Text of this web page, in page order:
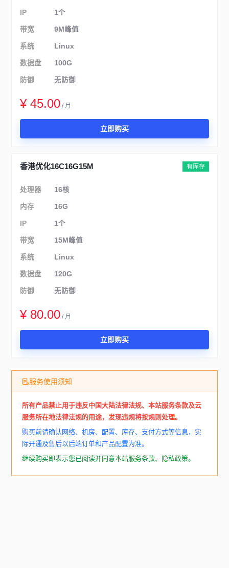
IP 1个
带宽 9M峰值
系统 Linux
数据盘 100G
防御 无防御
¥ 45.00 / 月
立即购买
香港优化16C16G15M 有库存
处理器 16核
内存 16G
IP 1个
带宽 15M峰值
系统 Linux
数据盘 120G
防御 无防御
¥ 80.00 / 月
立即购买
服务使用须知
所有产品禁止用于违反中国大陆法律法规、本站服务条款及云
服务所在地法律法规的用途，发现违规将按规则处理。
购买前请确认网络、机房、配置、库存、支付方式等信息，实
际开通及售后以后端订单和产品配置为准。
继续购买即表示您已阅读并同意本站服务条款、隐私政策。